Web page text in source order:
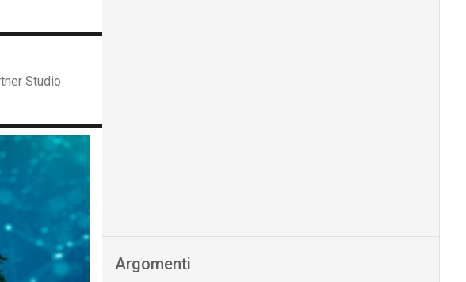
Studio
Argomenti